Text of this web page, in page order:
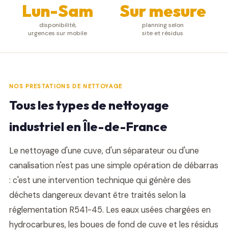
Lun-Sam
disponibilité,
urgences sur mobile
Sur mesure
planning selon
site et résidus
NOS PRESTATIONS DE NETTOYAGE
Tous les types de nettoyage
industriel en Île-de-France
Le nettoyage d'une cuve, d'un séparateur ou d'une
canalisation n'est pas une simple opération de débarras
: c'est une intervention technique qui génère des
déchets dangereux devant être traités selon la
réglementation R541-45. Les eaux usées chargées en
hydrocarbures, les boues de fond de cuve et les résidus